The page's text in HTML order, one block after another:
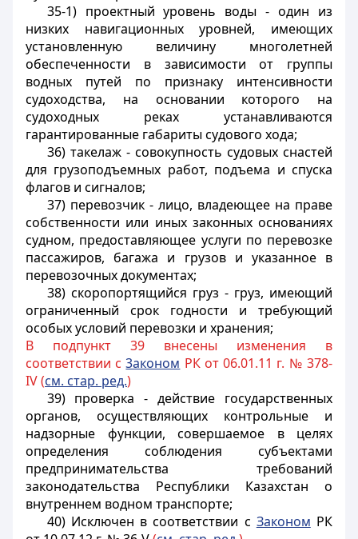
35-1) проектный уровень воды - один из
низких навигационных уровней, имеющих
установленную величину многолетней
обеспеченности в зависимости от группы
водных путей по признаку интенсивности
судоходства, на основании которого на
судоходных реках устанавливаются
гарантированные габариты судового хода;
36) такелаж - совокупность судовых снастей
для грузоподъемных работ, подъема и спуска
флагов и сигналов;
37) перевозчик - лицо, владеющее на праве
собственности или иных законных основаниях
судном, предоставляющее услуги по перевозке
пассажиров, багажа и грузов и указанное в
перевозочных документах;
38) скоропортящийся груз - груз, имеющий
ограниченный срок годности и требующий
особых условий перевозки и хранения;
В подпункт 39 внесены изменения в
соответствии с3аконом РК от 06.01.11 г. № 378-
IV (см. стар. ред.)
39) проверка - действие государственных
органов, осуществляющих контрольные и
надзорные функции, совершаемое в целях
определения соблюдения субъектами
предпринимательства требований
законодательства Республики Казахстан о
внутреннем водном транспорте;
40) Исключен в соответствии с Законом РК